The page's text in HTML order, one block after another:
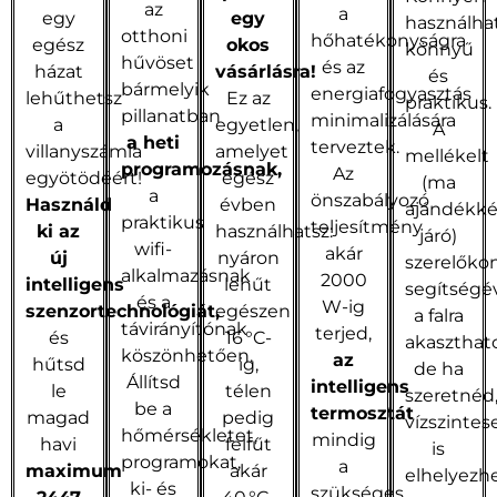
egy
egész
házat
lehűthetsz
a
villanyszámla
egyötödéért!
Használd
ki az
új
intelligens
szenzortechnológiát,
és
hűtsd
le
magad
havi
maximum
az
otthoni
hűvöset
bármelyik
pillanatban
a heti
programozásnak,
a
praktikus
wifi-
alkalmazásnak
és a
távirányítónak
köszönhetően.
Állítsd
be a
hőmérsékletet,
programokat,
ki- és
egy
okos
vásárlásra!
Ez az
egyetlen,
amelyet
egész
évben
használhatsz:
nyáron
lehűt
egészen
16 °C-
ig,
télen
pedig
felfűt
akár
a
hőhatékonyságra
és az
energiafogyasztás
minimalizálására
terveztek.
Az
önszabályozó
teljesítmény
akár
2000
W-ig
terjed,
az
intelligens
termosztát
mindig
a
könnyű
és
praktikus.
A
mellékelt
(ma
járó)
a falra
de ha
is